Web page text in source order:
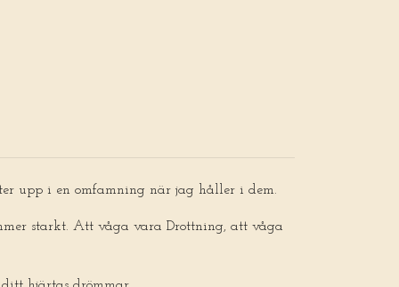
upp i en omfamning när jag håller i dem.
starkt. Att våga vara Drottning, att våga